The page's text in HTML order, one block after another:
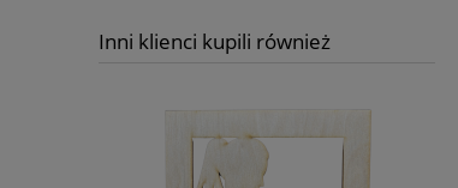
Inni klienci kupili również